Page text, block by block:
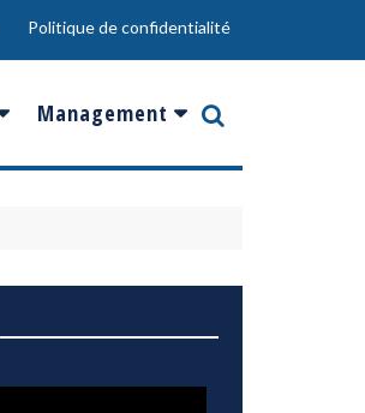
Politique de confidentialité
Management
Innovation